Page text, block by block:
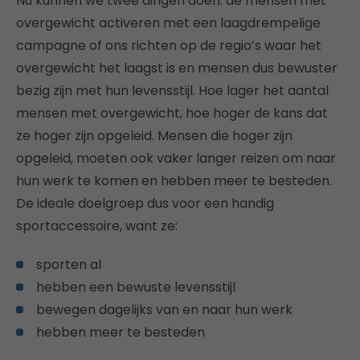
overgewicht activeren met een laagdrempelige
campagne of ons richten op de regio’s waar het
overgewicht het laagst is en mensen dus bewuster
bezig zijn met hun levensstijl. Hoe lager het aantal
mensen met overgewicht, hoe hoger de kans dat
ze hoger zijn opgeleid. Mensen die hoger zijn
opgeleid, moeten ook vaker langer reizen om naar
hun werk te komen en hebben meer te besteden.
De ideale doelgroep dus voor een handig
sportaccessoire, want ze:
sporten al
hebben een bewuste levensstijl
bewegen dagelijks van en naar hun werk
hebben meer te besteden